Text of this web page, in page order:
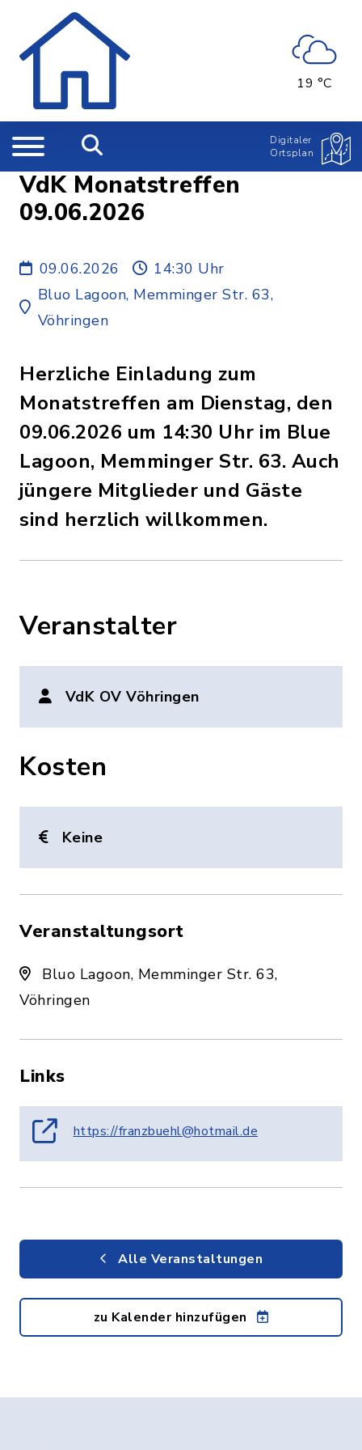
19 °C
Digitaler
Ortsplan
VdK Monatstreffen
09.06.2026
09.06.2026
14:30 Uhr
Bluo Lagoon, Memminger Str. 63,
Vöhringen
Herzliche Einladung zum
Monatstreffen am Dienstag, den
09.06.2026 um 14:30 Uhr im Blue
Lagoon, Memminger Str. 63. Auch
jüngere Mitglieder und Gäste
sind herzlich willkommen.
Veranstalter
VdK OV Vöhringen
Kosten
Keine
Veranstaltungsort
Bluo Lagoon, Memminger Str. 63,
Vöhringen
Links
https://franzbuehl@hotmail.de
Alle Veranstaltungen
zu Kalender hinzufügen